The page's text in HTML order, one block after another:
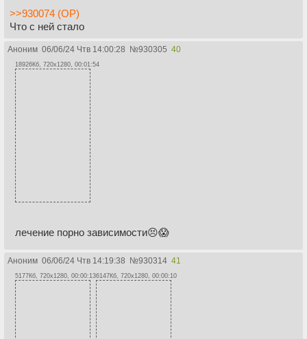
>>930074 (OP)
Что с ней стало
Аноним 06/06/24 Чтв 14:00:28 №930305 40
18926Кб, 720x1280, 00:01:54
лечение порно зависимости😣😱
Аноним 06/06/24 Чтв 14:19:38 №930314 41
5177Кб, 720x1280, 00:00:136147Кб, 720x1280, 00:00:10